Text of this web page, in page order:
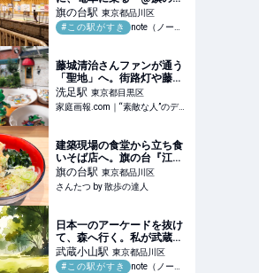
駅｜ichi567
旗の台駅 東京都品川区
#この駅がすき
note（ノート）
藤城清治さんファンが通う
「聖地」へ。街路灯や藤城
さんも立ち寄るカフェに注
目 | 家庭画報.com｜“素敵
な人”のディレクトリ
洗足駅 東京都目黒区
家庭画報.com｜“素敵な人”のディレクトリ
建築現場の食堂から立ち食
いそば店へ。旗の台『江戸
一』は地元支持が拡大中！
｜さんたつ by 散歩の達人
旗の台駅 東京都品川区
さんたつ by 散歩の達人
日本一のアーケードを抜け
て、森へ行く。私が武蔵小
山に通う理由｜hnaka
武蔵小山駅 東京都品川区
#この駅がすき
note（ノート）